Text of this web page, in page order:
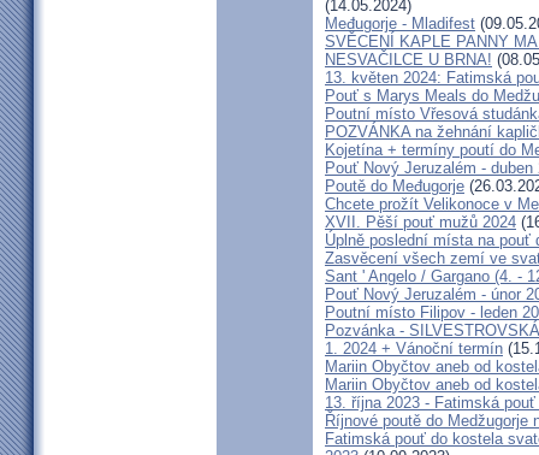
(14.05.2024)
Međugorje - Mladifest
SVĚCENÍ KAPLE PANNY
NESVAČILCE U BRNA!
13. květen 2024: Fatimská
Pouť s Marys Meals do
Poutní místo Vřesová
POZVÁNKA na žehnání
Kojetína + termíny poutí do
Pouť Nový Jeruzalém - duben
Poutě do Međugorje
Chcete prožít Velikonoce v
XVII. Pěší pouť mužů 2024
Úplně poslední místa na pouť
Zasvěcení všech zemí ve
Sant ' Angelo / Gargano (4. -
Pouť Nový Jeruzalém - únor
Poutní místo Filipov - leden
Pozvánka -
1. 2024 + Vánoční termín
Mariin Obyčtov aneb od
Mariin Obyčtov aneb od
13. října 2023 - Fatimská
Říjnové poutě do Medžugorje
Fatimská pouť do kostela